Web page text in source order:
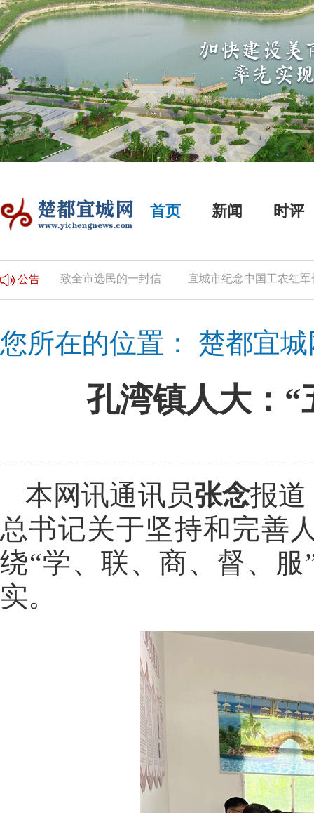
首页 新闻 时评
公告
告 致全市选民的一封信 宜城市纪念中国工农红军长
您所在的位置： 楚都宜城
孔湾镇人大：“
本网讯通讯员张念报道
总书记关于坚持和完善
绕“学、联、商、督、
实。